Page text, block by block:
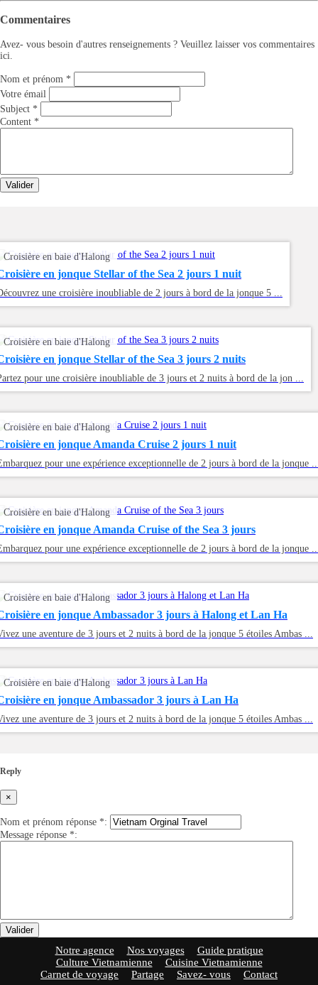
Commentaires
Avez- vous besoin d'autres renseignements ? Veuillez laisser vos commentaires
ici.
Nom et prénom *
Votre émail
Subject *
Content *
Valider
Croisière en baie d'Halong
en jonque Stellar of the Sea 2 jours 1 nuit
une croisière inoubliable de 2 jours à bord de la jonque 5 ...
Croisière en baie d'Halong
en jonque Stellar of the Sea 3 jours 2 nuits
pour une croisière inoubliable de 3 jours et 2 nuits à bord de la jon ...
Croisière en baie d'Halong
en jonque Amanda Cruise 2 jours 1 nuit
pour une expérience exceptionnelle de 2 jours à bord de la jonque
Croisière en baie d'Halong
en jonque Amanda Cruise of the Sea 3 jours
pour une expérience exceptionnelle de 2 jours à bord de la jonque
Croisière en baie d'Halong
en jonque Ambassador 3 jours à Halong et Lan Ha
une aventure de 3 jours et 2 nuits à bord de la jonque 5 étoiles Ambas ...
Croisière en baie d'Halong
en jonque Ambassador 3 jours à Lan Ha
une aventure de 3 jours et 2 nuits à bord de la jonque 5 étoiles Ambas ...
Reply
×
Nom et prénom réponse *:
Message réponse *:
Valider
Notre agence Nos voyages
Guide pratique
Culture Vietnamienne
Cuisine Vietnamienne
Carnet de voyage
Partage Savez- vous Contact